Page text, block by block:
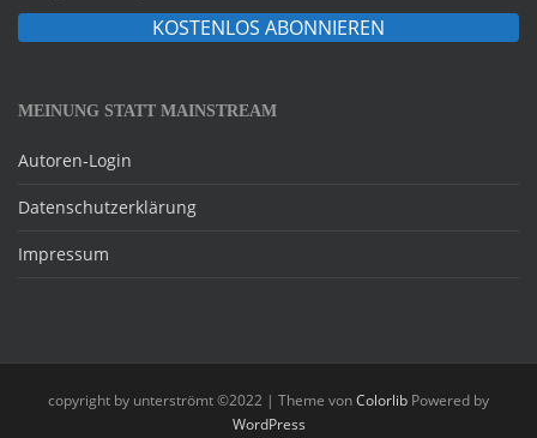
MEINUNG STATT MAINSTREAM
Autoren-Login
Datenschutzerklärung
Impressum
copyright by unterströmt ©2022 | Theme vonColorlib Powered by
WordPress